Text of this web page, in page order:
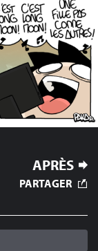
APRÈS
PARTAGER